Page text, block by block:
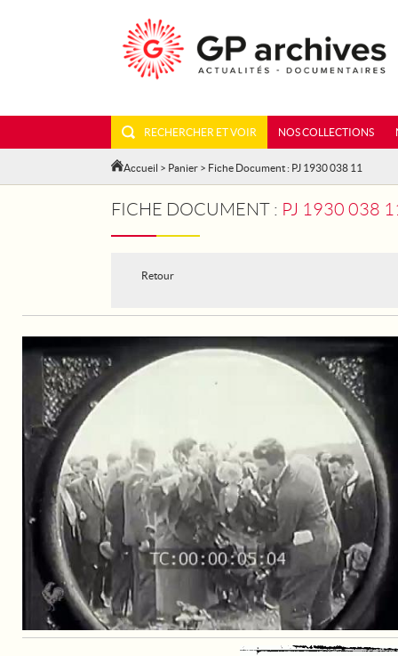
RECHERCHER ET VOIR NOS COLLECTIONS
Accueil > Panier > Fiche Document : PJ 1930 038 11
FICHE DOCUMENT : PJ 1930 038
Retour